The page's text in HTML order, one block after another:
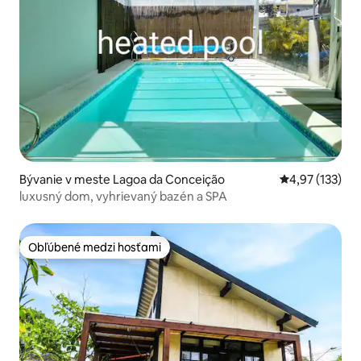
Bývanie v meste Lagoa da Conceição Priemerné
4,97 (133)
luxusný dom, vyhrievaný bazén a SPA
Obľúbené medzi hosťami
Obľúbené medzi hosťami